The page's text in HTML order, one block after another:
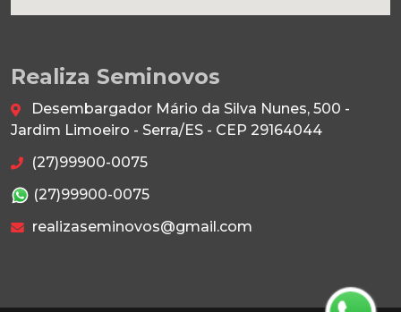
Realiza Seminovos
Desembargador Mário da Silva Nunes, 500 -
Jardim Limoeiro - Serra/ES - CEP 29164044
(27)99900-0075
(27)99900-0075
realizaseminovos@gmail.com